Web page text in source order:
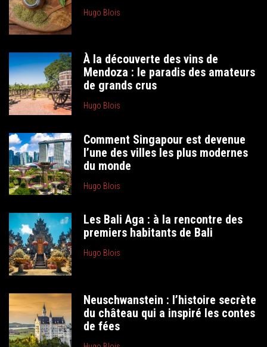
Hugo Blois
À la découverte des vins de
Mendoza : le paradis des amateurs
de grands crus
Hugo Blois
Comment Singapour est devenue
l’une des villes les plus modernes
du monde
Hugo Blois
Les Bali Aga : à la rencontre des
premiers habitants de Bali
Hugo Blois
Neuschwanstein : l’histoire secrète
du château qui a inspiré les contes
de fées